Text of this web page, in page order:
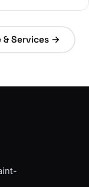
Services →